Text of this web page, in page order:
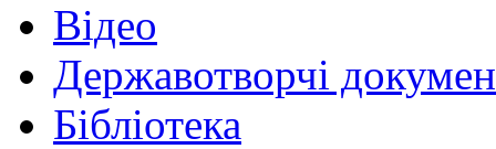
Відео
Державотворчі
Бібліотека